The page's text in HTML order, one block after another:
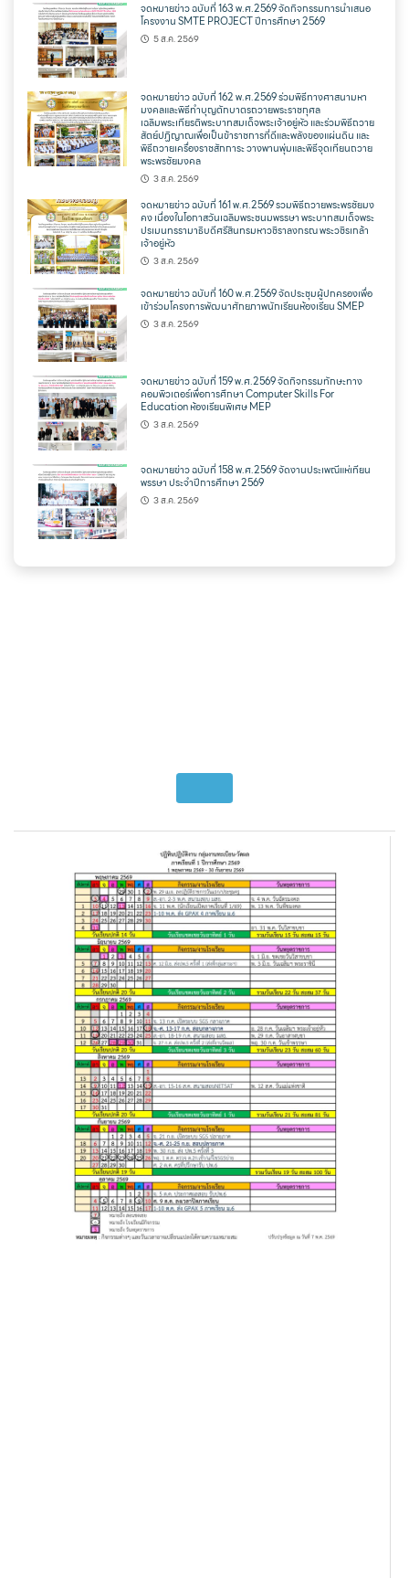
จดหมายข่าว ฉบับที่ 163 พ.ศ.2569 จัดกิจกรรมการนำเสนอ
โครงงาน SMTE PROJECT ปีการศึกษา 2569
5 ส.ค. 2569
จดหมายข่าว ฉบับที่ 162 พ.ศ.2569 ร่วมพิธีทางศาสนามหา
มงคลและพิธีทำบุญตักบาตรถวายพระราชกุศล
เฉลิมพระเกียรติพระบาทสมเด็จพระเจ้าอยู่หัว และร่วมพิธีถวาย
สัตย์ปฏิญาณเพื่อเป็นข้าราชการที่ดีและพลังของแผ่นดิน และ
พิธีถวายเครื่องราชสักการะ วางพานพุ่มและพิธีจุดเทียนถวาย
พระพรชัยมงคล
3 ส.ค. 2569
จดหมายข่าว ฉบับที่ 161 พ.ศ.2569 รวมพิธีถวายพระพรชัยมง
คง เนื่องในโอกาสวันเฉลิมพระชนมพรรษา พระบาทสมเด็จพระ
ปรเมนทรรามาธิบดีศรีสินทรมหาวชิราลงกรณ พระวชิรเกล้า
เจ้าอยู่หัว
3 ส.ค. 2569
จดหมายข่าว ฉบับที่ 160 พ.ศ.2569 จัดประชุมผู้ปกครองเพื่อ
เข้าร่วมโครงการพัฒนาศักยภาพนักเรียนห้องเรียน SMEP
3 ส.ค. 2569
จดหมายข่าว ฉบับที่ 159 พ.ศ.2569 จัดกิจกรรมทักษะทาง
คอมพิวเตอร์เพื่อการศึกษา Computer Skills For
Education ห้องเรียนพิเศษ MEP
3 ส.ค. 2569
จดหมายข่าว ฉบับที่ 158 พ.ศ.2569 จัดงานประเพณีแห่เทียน
พรรษา ประจำปีการศึกษา 2569
3 ส.ค. 2569